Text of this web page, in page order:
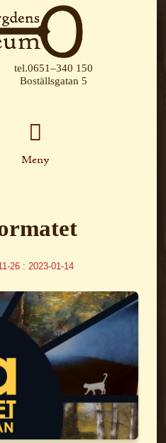
tel.0651–340 150
Boställsgatan 5
Meny
26 : 2023-01-14